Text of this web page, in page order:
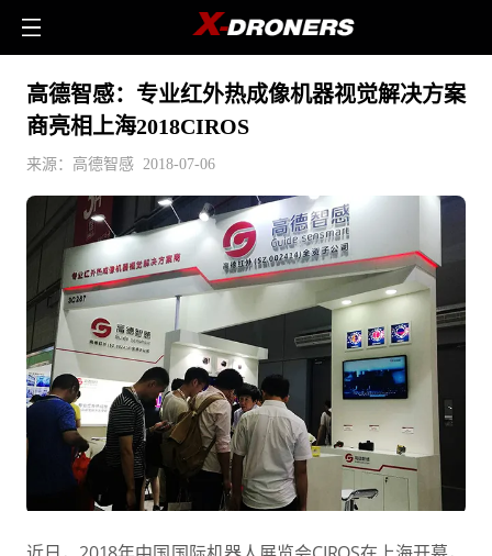
高德智感：专业红外热成像机器视觉解决方案
商亮相上海2018CIROS
来源：高德智感 2018-07-06